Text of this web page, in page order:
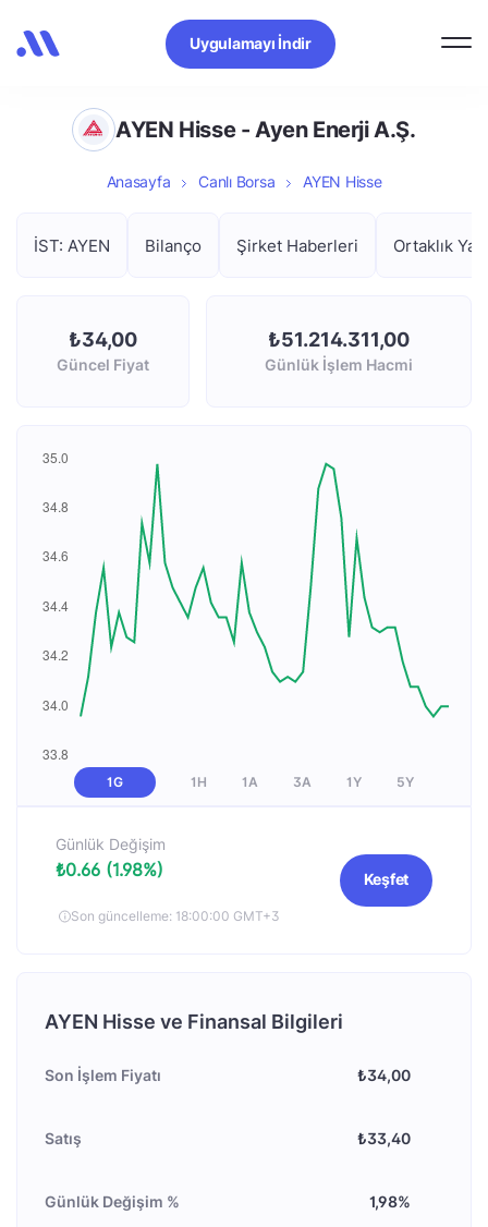
Uygulamayı İndir
AYEN Hisse - Ayen Enerji A.Ş.
Anasayfa Canlı Borsa AYEN Hisse
İST: AYEN Bilanço Şirket Haberleri Ortaklık
₺34,00
Güncel Fiyat
₺51.214.311,00
Günlük İşlem Hacmi
1G 1H 1A 3A 1Y 5Y
Günlük Değişim
₺0.66 (1.98%)
Son güncelleme: 18:00:00 GMT+3
Keşfet
AYEN Hisse ve Finansal Bilgileri
Son İşlem Fiyatı ₺34,00
Satış ₺33,40
Günlük Değişim % 1,98%